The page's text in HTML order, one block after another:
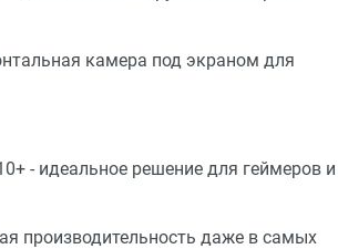
камера под экраном для
- идеальное решение для геймеров и
производительность даже в самых